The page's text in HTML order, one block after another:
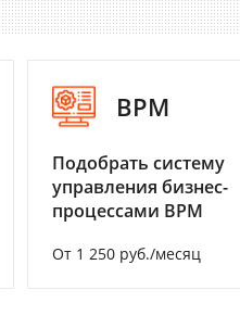
BPM
Подобрать систему
управления бизнес-
процессами BPM
От 1 250 руб./месяц